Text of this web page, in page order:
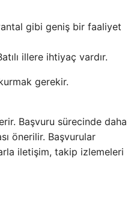
gibi geniş bir faaliyet
illere ihtiyaç vardır.
gerekir.
Başvuru sürecinde daha
önerilir. Başvurular
iletişim, takip izlemeleri